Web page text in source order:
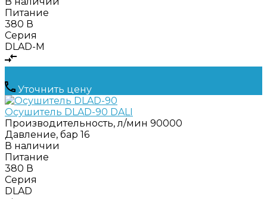
Питание
380 В
Серия
DLAD-M
Уточнить цену
Осушитель DLAD-90 DALI
Производительность, л/мин 90000
Давление, бар 16
В наличии
Питание
380 В
Серия
DLAD